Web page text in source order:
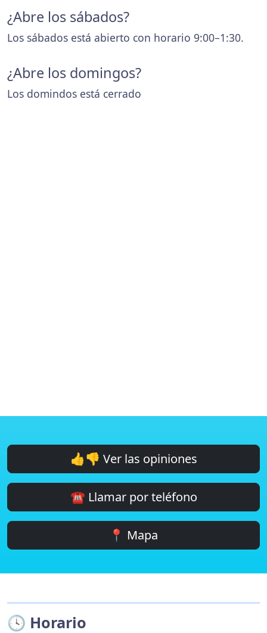
¿Abre los sábados?
Los sábados está abierto con horario 9:00–1:30.
¿Abre los domingos?
Los domindos está cerrado
👍👎 Ver las opiniones
☎️ Llamar por teléfono
📍 Mapa
🕓 Horario